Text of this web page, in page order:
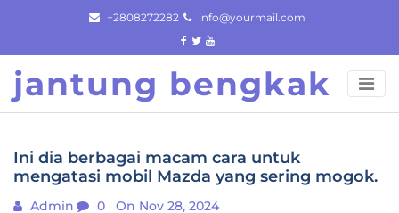
content
+2808272282 info@yourmail.com
jantung bengkak
Ini dia berbagai macam cara untuk
mengatasi mobil Mazda yang sering mogok.
Admin 0
On Nov 28, 2024